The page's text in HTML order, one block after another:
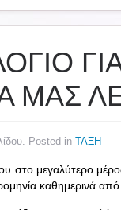
ΜΑΣ
Posted in ΤΑΞΗ
στο μεγαλύτερο
καθημερινά από